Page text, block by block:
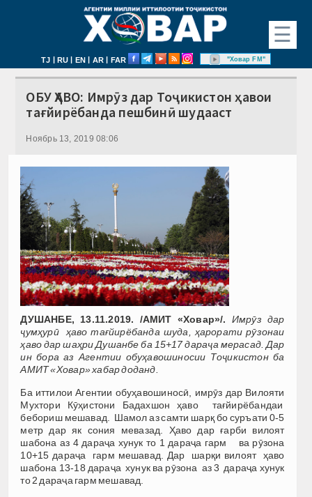
☰
TJ | RU | EN | AR | FAR "Ховар FM"
ОБУ ҲАВО: Имрӯз дар Тоҷикистон ҳавои
тағйирёбанда пешбинӣ шудааст
Ноябрь 13, 2019 08:06
ДУШАНБЕ, 13.11.2019. /АМИТ «Ховар»/. Имрӯз дар
ҷумҳурӣ ҳаво тағйирёбанда шуда, ҳарорати рӯзонаи
ҳаво дар шаҳри Душанбе ба 15+17 дараҷа мерасад. Дар
ин бора аз Агентии обуҳавошиносии Тоҷикистон ба
АМИТ «Ховар» хабар доданд.
Ба иттилои Агентии обуҳавошиносӣ, имрӯз дар Вилояти
Мухтори Кӯҳистони Бадахшон ҳаво тағйирёбандаи
бебориш мешавад. Шамол аз самти шарқ бо суръати 0-5
метр дар як сония мевазад. Ҳаво дар ғарби вилоят
шабона аз 4 дараҷа хунук то 1 дараҷа гарм ва рӯзона
10+15 дараҷа гарм мешавад. Дар шарқи вилоят ҳаво
шабона 13-18 дараҷа хунук ва рӯзона аз 3 дараҷа хунук
то 2 дараҷа гарм мешавад.